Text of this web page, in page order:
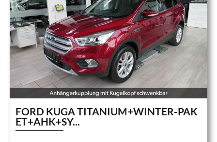
FORD KUGA TITANIUM+WINTER-PAK
ET+AHK+SY...